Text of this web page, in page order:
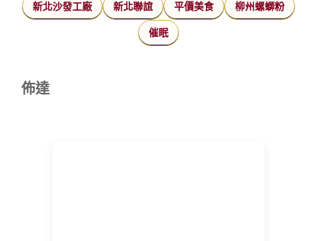
新北沙發工廠 新北聯誼 平價美食 柳州螺螄粉
催眠
佈達